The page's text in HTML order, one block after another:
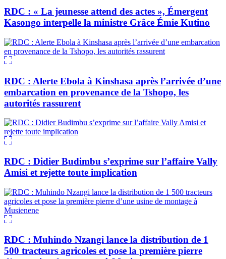
RDC : « La jeunesse attend des actes », Émergent
Kasongo interpelle la ministre Grâce Émie Kutino
RDC : Alerte Ebola à Kinshasa après l’arrivée d’une
embarcation en provenance de la Tshopo, les
autorités rassurent
RDC : Didier Budimbu s’exprime sur l’affaire Vally
Amisi et rejette toute implication
RDC : Muhindo Nzangi lance la distribution de 1
500 tracteurs agricoles et pose la première pierre